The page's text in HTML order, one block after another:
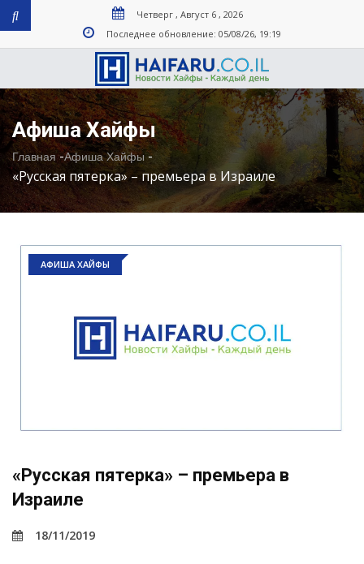
Четверг , Август 6 , 2026
Последнее обновление: 05/08/26, 19:19
Афиша Хайфы
Главная-Афиша Хайфы-
«Русская пятерка» – премьера в Израиле
АФИША ХАЙФЫ
«Русская пятерка» – премьера в
Израиле
18/11/2019